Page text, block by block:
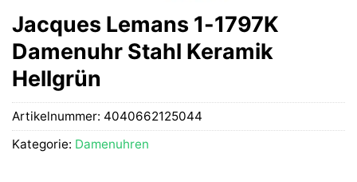
Jacques Lemans 1-1797K
Damenuhr Stahl Keramik
Hellgrün
Artikelnummer: 4040662125044
Kategorie: Damenuhren